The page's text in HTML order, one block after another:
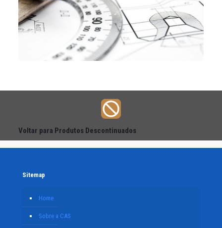
Voltar para Produtos Descontinuados
Sitemap
Home
Sobre a CAS